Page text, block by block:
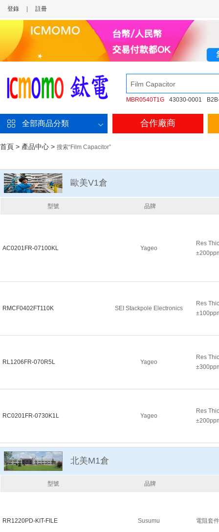
登錄 註冊
MBR0540T1G 43030-0001
全部商品分類 合作廠商
首頁 > 產品中心 > 搜索“Film Capacitor”
歐美V1倉
型號 品牌
AC0201FR-07100KL Yageo
Res
RMCF0402FT110K SEI Stackpole Electronics
Res
RL1206FR-070R5L Yageo
Res
RC0201FR-0730K1L Yageo
Res
北美M1倉
型號 品牌
RR1220PD-KIT-FILE Susumu 電阻套